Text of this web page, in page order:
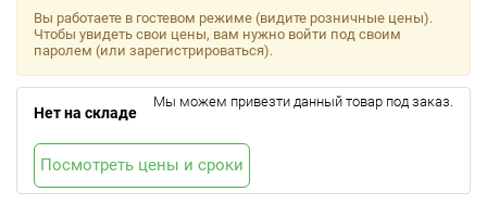
Вы работаете в гостевом режиме (видите розничные цены).
Чтобы увидеть свои цены, вам нужно войти под своим
паролем (или зарегистрироваться).
Нет на складе
Мы можем привезти данный товар под заказ.
Посмотреть цены и сроки